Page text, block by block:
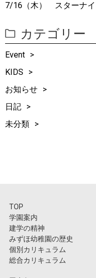
7/16（木） スターナイ
カテゴリー
Event
KIDS
お知らせ
日記
未分類
TOP
学園案内
建学の精神
みずほ幼稚園の歴史
個別カリキュラム
総合カリキュラム